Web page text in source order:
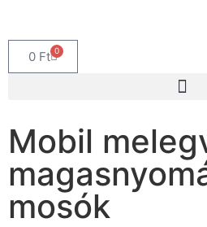
0 Ft 0
Mobil
mosók